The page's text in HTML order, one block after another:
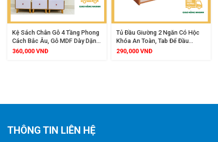
Kệ Sách Chân Gỗ 4 Tầng Phong
Cách Bắc Âu, Gỗ MDF Dày Dặn,
Phong Cách Hiện Đại, Phù Hợp
360,000 VNĐ
Tủ Đầu Giường 2 Ngăn Có Hộc
Khóa An Toàn, Tab Để Đầu
Giường Gỗ MDF, Thiết Kế Tiện
290,000 VNĐ
THÔNG TIN LIÊN HỆ